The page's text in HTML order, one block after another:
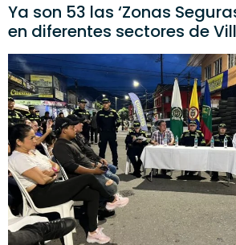
Ya son 53 las ‘Zonas
en diferentes sectores de